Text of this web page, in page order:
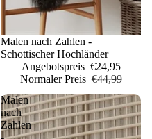
Sale
Malen nach Zahlen -
Schottischer Hochländer
Angebotspreis €24,95
Normaler Preis €44,99
Malen
nach
Zahlen